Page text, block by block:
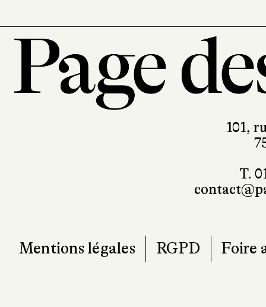
101,
T.
Mentions légales RGPD Foire